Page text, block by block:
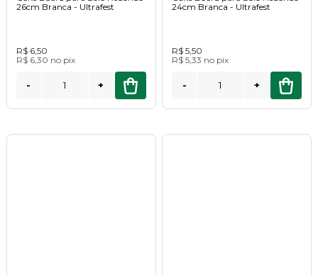
26cm Branca - Ultrafest
R$ 6,50
R$ 6,30 no pix
- +
24cm Branca - Ultrafest
R$ 5,50
R$ 5,33 no pix
- +